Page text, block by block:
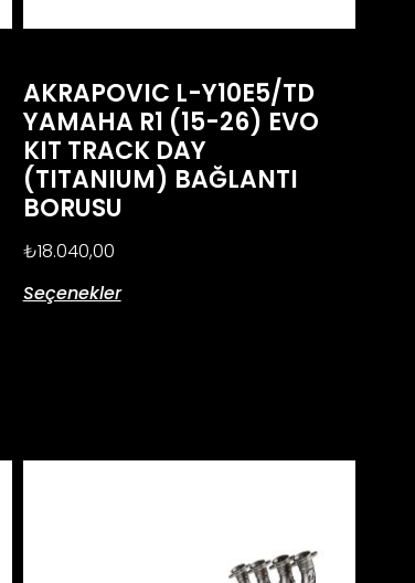
AKRAPOVIC L-Y10E5/TD
YAMAHA R1 (15-26) EVO
KIT TRACK DAY
(TITANIUM) BAĞLANTI
BORUSU
₺18.040,00
Seçenekler